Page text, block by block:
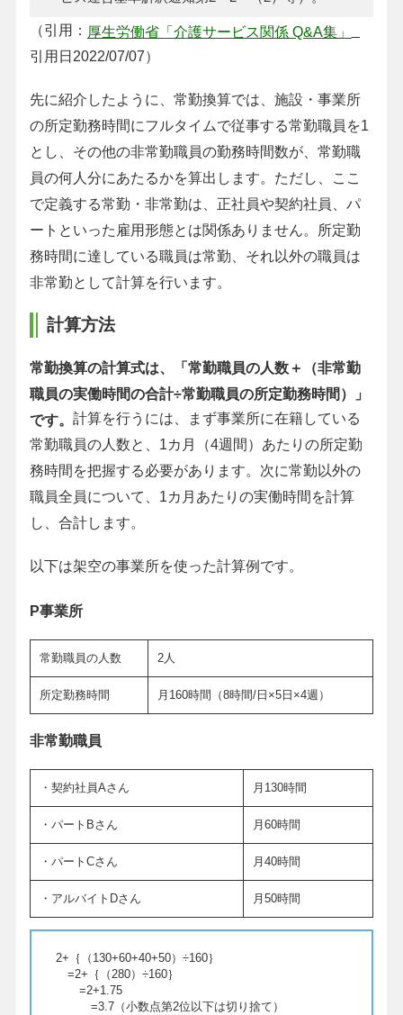
（引用： 厚生労働省「介護サービス関係 Q&A集」
引用日2022/07/07）
先に紹介したように、常勤換算では、施設・事業所
の所定勤務時間にフルタイムで従事する常勤職員を1
とし、その他の非常勤職員の勤務時間数が、常勤職
員の何人分にあたるかを算出します。ただし、ここ
で定義する常勤・非常勤は、正社員や契約社員、パ
ートといった雇用形態とは関係ありません。所定勤
務時間に達している職員は常勤、それ以外の職員は
非常勤として計算を行います。
計算方法
常勤換算の計算式は、「常勤職員の人数＋（非常勤
職員の実働時間の合計÷常勤職員の所定勤務時間）」
です。 計算を行うには、まず事業所に在籍している
常勤職員の人数と、1カ月（4週間）あたりの所定勤
務時間を把握する必要があります。次に常勤以外の
職員全員について、1カ月あたりの実働時間を計算
し、合計します。
以下は架空の事業所を使った計算例です。
P事業所
常勤職員の人数 2人
所定勤務時間 月160時間（8時間/日×5日×4週）
非常勤職員
・契約社員Aさん 月130時間
・パートBさん 月60時間
・パートCさん 月40時間
・アルバイトDさん 月50時間
2+｛（130+60+40+50）÷160｝
=2+｛（280）÷160｝
=2+1.75
=3.7（小数点第2位以下は切り捨て）